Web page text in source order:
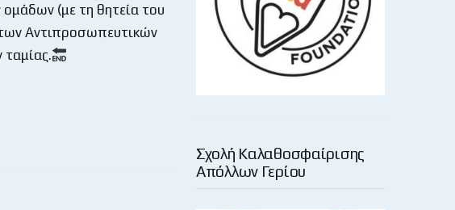
(με τη θητεία του
των Αντιπροσωπευτικών
Σχολή Καλαθοσφαίρισης
Απόλλων Γερίου